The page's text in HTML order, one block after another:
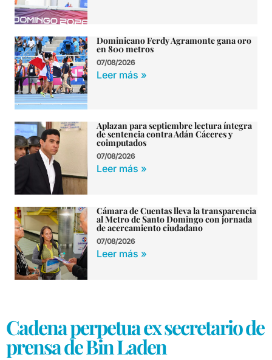
Dominicano Ferdy Agramonte gana oro
en 800 metros
07/08/2026
Leer más »
Aplazan para septiembre lectura íntegra
de sentencia contra Adán Cáceres y
coimputados
07/08/2026
Leer más »
Cámara de Cuentas lleva la transparencia
al Metro de Santo Domingo con jornada
de acercamiento ciudadano
07/08/2026
Leer más »
Cadena perpetua ex secretario de
prensa de Bin Laden